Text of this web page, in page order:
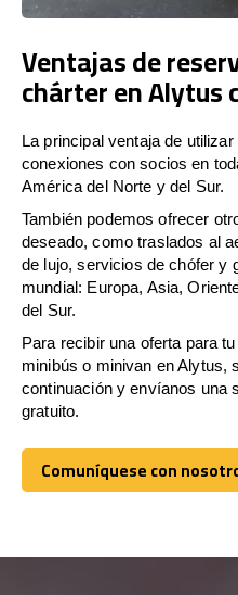
Ventajas de
chárter en Alytus
La principal ventaja de
conexiones con socios en
América del Norte y del Sur.
También podemos ofrecer
deseado, como traslados al
de lujo, servicios de chófer y
mundial: Europa, Asia,
del Sur.
Para recibir una oferta para
minibús o minivan en Alytus,
continuación y envíanos una
gratuito.
Comuníquese con
Comuníquese con